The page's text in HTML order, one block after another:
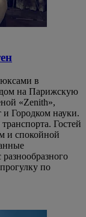
в
на Парижскую
«Zenith»,
и Городком науки.
Гостей
и спокойной
по